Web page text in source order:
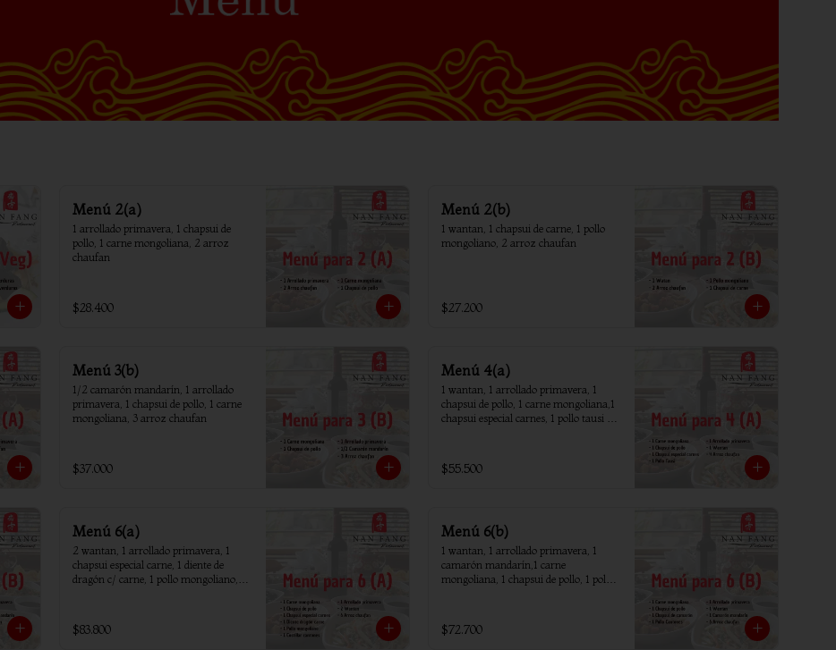
Menú 2(a)
1 arrollado primavera, 1 chapsui de
pollo, 1 carne mongoliana, 2 arroz
chaufan
$28.400
Menú 2(b)
1 wantan, 1 chapsui de carne, 1 pollo
mongoliano, 2 arroz chaufan
$27.200
Menú 3(b)
1/2 camarón mandarín, 1 arrollado
primavera, 1 chapsui de pollo, 1 carne
mongoliana, 3 arroz chaufan
$37.000
Menú 4(a)
1 wantan, 1 arrollado primavera, 1
chapsui de pollo, 1 carne mongoliana,1
chapsui especial carnes, 1 pollo tausi 4
$55.500
Menú 6(a)
2 wantan, 1 arrollado primavera, 1
chapsui especial carne, 1 diente de
dragón c/ carne, 1 pollo mongoliano, 1
$83.800
Menú 6(b)
1 wantan, 1 arrollado primavera, 1
camarón mandarín,1 carne
mongoliana, 1 chapsui de pollo, 1 pollo
$72.700